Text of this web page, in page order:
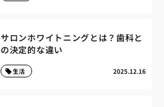
サロンホワイトニングとは？歯科と
の決定的な違い
2025.12.16
生活